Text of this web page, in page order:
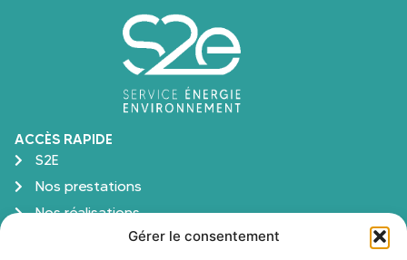
Gérer le consentement
ACCÈS RAPIDE
S2E
Nos prestations
Nos réalisations
Aide et financement